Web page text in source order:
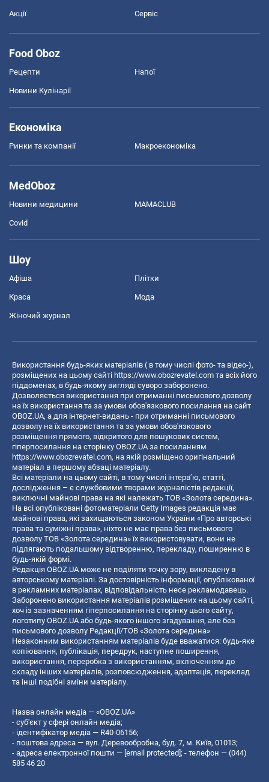
Акції Сервіс
Food Oboz
Рецепти Напої
Новини Кулінарії
Економіка
Ринки та компанії Макроекономіка
MedOboz
Новини медицини MAMACLUB
Covid
Шоу
Афіша Плітки
Краса Мода
Жіночий журнал
Використання будь-яких матеріалів ( в тому числі фото- та відео-),
розміщених на цьому сайті https://www.obozrevatel.com та всіх його
піддоменах, в будь-якому вигляді суворо заборонено.
Дозволяється використання при отриманні письмового дозволу
на їх використання та за умови обов'язкового посилання на сайт
OBOZ.UA, а для інтернет-видань - при отриманні письмового
дозволу на їх використання та за умови обов'язкового
розміщення прямого, відкритого для пошукових систем,
гіперпосилання на сторінку OBOZ.UA за посиланням
https://www.obozrevatel.com, на якій розміщено оригінальний
матеріал в першому абзаці матеріалу.
Всі матеріали на цьому сайті, в тому числі інтерв’ю, статті,
дослідження – є службовими творами журналістів редакції,
виключні майнові права на які належать ТОВ «Золота середина».
На всі опубліковані фотоматеріали Getty Images редакція має
майнові права, які захищаються законом України «Про авторські
права та суміжні права», ніхто не має права без письмового
дозволу ТОВ «Золота середина» їх використовувати, вони не
підлягають подальшому відтворенню, перекладу, поширенню в
будь-якій формі.
Редакція OBOZ.UA може не поділяти точку зору, викладену в
авторському матеріалі. За достовірність інформації, опублікованої
в рекламних матеріалах, відповідальність несе рекламодавець.
Заборонено використання матеріалів розміщених на цьому сайті,
хоч із зазначенням гіперпосилання на сторінку цього сайту,
логотипу OBOZ.UA або будь-якого іншого згадування, але без
письмового дозволу Редакції/ТОВ «Золота середина»
Незаконним використанням матеріалів буде вважатися: будь-яке
копiювання, публiкацiя, передрук, наступне поширення,
використання, переробка з використанням, включенням до
складу інших матеріалів, розповсюдження, адаптація, переклад
та інші подібні зміни матеріалу.
Назва онлайн медіа — «OBOZ.UA»
- суб'єкт у сфері онлайн медіа;
- ідентифікатор медіа — R40-06156;
- поштова адреса — вул. Деревообробна, буд. 7, м. Київ, 01013;
- адреса електронної пошти — [email protected]; - телефон — (044)
585 46 20